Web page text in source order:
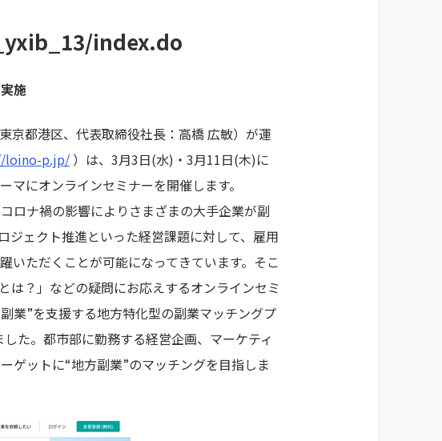
index.do
施
京都港区、代表取締役社長：高橋 広敏）が運
loino-p.jp/ ）は、3月3日(水)・3月11日(木)に
にオンラインセミナーを開催します。
ロナ禍の影響によりさまざまの大手企業が副
ジェクト推進といった経営課題に対して、雇用
いただくことが可能になってきています。そこ
は？」などの疑問にお応えするオンラインセミ
業”を支援する地方特化型の副業マッチングプ
た。都市部に勤務する経営企画、マーケティ
ゲットに“地方副業”のマッチングを目指しま